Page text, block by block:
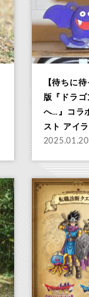
【待ちに
版『ドラ
へ…』コラ
スト アイ
2025.01.20